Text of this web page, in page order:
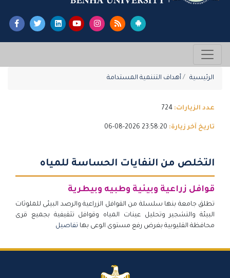
الرئيسية أهداف التننمية المستدامة
عدد الزيارات: 724
تاريخ آخر زيارة: 23:58:20 2026-08-06
التخلص من النفايات الحساسة للمياه
قوافل زراعية وبيئية وطبيه وبيطرية
تطلق جامعة بنها سلسلة من القوافل الزراعية والرصد البيئى للملوثات
البيئة والتشجير وتحليل عينات المياه وقوافل تثقيفية بجميع قرى
محافظة القليوبية بغرض رفع مستوى الوعى بها تفاصيل